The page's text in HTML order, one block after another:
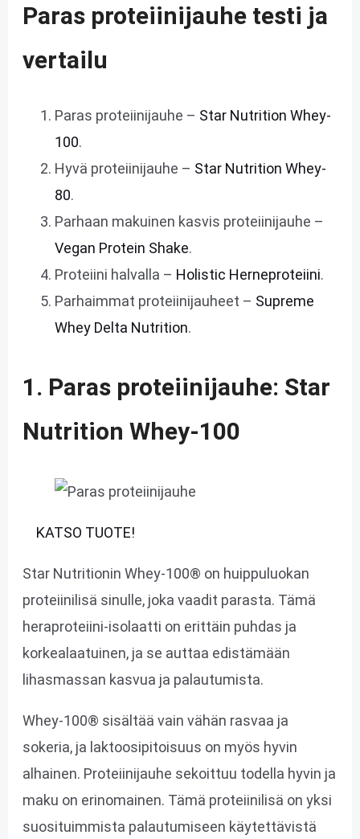
Paras proteiinijauhe testi ja
vertailu
Paras proteiinijauhe – Star Nutrition Whey-
100.
Hyvä proteiinijauhe – Star Nutrition Whey-
80.
Parhaan makuinen kasvis proteiinijauhe –
Vegan Protein Shake.
Proteiini halvalla – Holistic Herneproteiini.
Parhaimmat proteiinijauheet – Supreme
Whey Delta Nutrition.
1. Paras proteiinijauhe: Star
Nutrition Whey-100
KATSO TUOTE!
Star Nutritionin Whey-100® on huippuluokan
proteiinilisä sinulle, joka vaadit parasta. Tämä
heraproteiini-isolaatti on erittäin puhdas ja
korkealaatuinen, ja se auttaa edistämään
lihasmassan kasvua ja palautumista.
Whey-100® sisältää vain vähän rasvaa ja
sokeria, ja laktoosipitoisuus on myös hyvin
alhainen. Proteiinijauhe sekoittuu todella hyvin ja
maku on erinomainen. Tämä proteiinilisä on yksi
suosituimmista palautumiseen käytettävistä